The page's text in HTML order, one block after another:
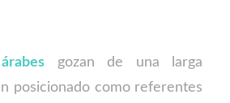
gozan de una larga
posicionado como referentes